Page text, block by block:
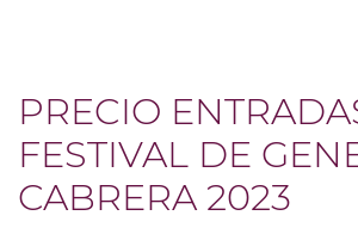
PRECIO
FESTIVAL DE
CABRERA 2023